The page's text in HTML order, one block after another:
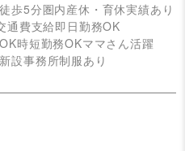
歩5分圏内産休・育休実績あり
通費支給即日勤務OK
時短勤務OKママさん活躍
新設事務所制服あり